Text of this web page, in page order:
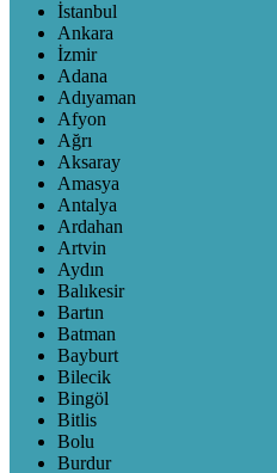
İstanbul
Ankara
İzmir
Adana
Adıyaman
Afyon
Ağrı
Aksaray
Amasya
Antalya
Ardahan
Artvin
Aydın
Balıkesir
Bartın
Batman
Bayburt
Bilecik
Bingöl
Bitlis
Bolu
Burdur